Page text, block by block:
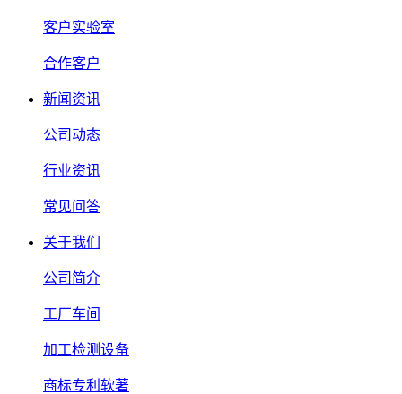
客户实验室
合作客户
新闻资讯
公司动态
行业资讯
常见问答
关于我们
公司简介
工厂车间
加工检测设备
商标专利软著